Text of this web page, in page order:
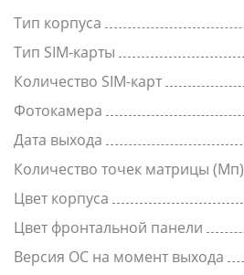
Тип корпуса
Тип SIM-карты
Количество SIM-карт
Фотокамера
Дата выхода
Количество точек матрицы (Мп)
Цвет корпуса
Цвет фронтальной панели
Версия ОС на момент выхода